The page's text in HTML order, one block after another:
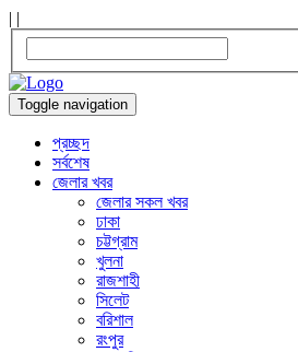
| |
Toggle navigation
প্রচ্ছদ
সর্বশেষ
জেলার খবর
জেলার সকল খবর
ঢাকা
চট্টগ্রাম
খুলনা
রাজশাহী
সিলেট
বরিশাল
রংপুর